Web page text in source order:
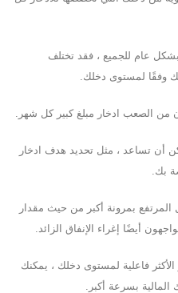
عام للجميع ، فقد تختلف
وفقًا لمستوى دخلك.
من الصعب ادخار مبلغ كبير كل شهر.
أن تساعد ، مثل تحديد هدف ادخار
بك.
بمرونة أكبر من حيث مقدار
أيضًا إغراء الإنفاق الزائد.
فاعلية لمستوى دخلك ، يمكنك
بسرعة أكبر.